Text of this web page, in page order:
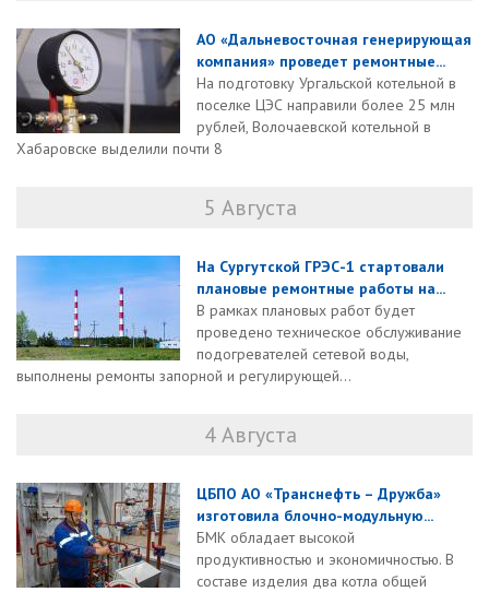
АО «Дальневосточная генерирующая
компания» проведет ремонтные...
На подготовку Ургальской котельной в
поселке ЦЭС направили более 25 млн
рублей, Волочаевской котельной в
Хабаровске выделили почти 8
5 Августа
На Сургутской ГРЭС-1 стартовали
плановые ремонтные работы на...
В рамках плановых работ будет
проведено техническое обслуживание
подогревателей сетевой воды,
выполнены ремонты запорной и регулирующей...
4 Августа
ЦБПО АО «Транснефть – Дружба»
изготовила блочно-модульную...
БМК обладает высокой
продуктивностью и экономичностью. В
составе изделия два котла общей